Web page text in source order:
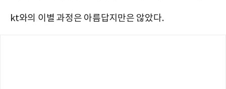
kt와의 이별 과정은 아름답지만은 않았다.